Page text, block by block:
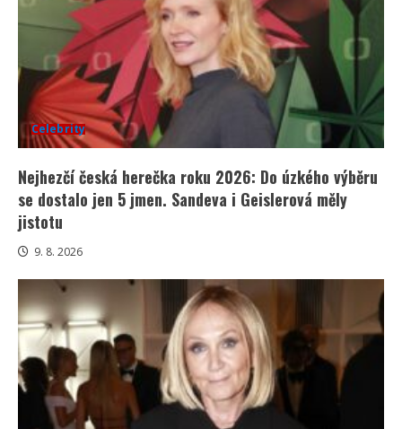
Celebrity
Nejhezčí česká herečka roku 2026: Do úzkého výběru
se dostalo jen 5 jmen. Sandeva i Geislerová měly
jistotu
9. 8. 2026